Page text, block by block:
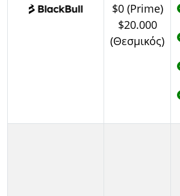
$0 (Prime)
$20.000
(Θεσμικός)